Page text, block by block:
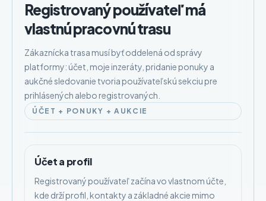
Registrovaný používateľ má
vlastnú pracovnú trasu
Zákaznícka trasa musí byť oddelená od správy
platformy: účet, moje inzeráty, pridanie ponuky a
aukčné sledovanie tvoria používateľskú sekciu pre
prihlásených alebo registrovaných.
ÚČET + PONUKY + AUKCIE
Účet a profil
Registrovaný používateľ začína vo vlastnom účte,
kde drží profil, kontakty a základné akcie mimo